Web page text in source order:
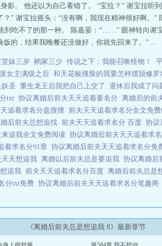
影。 他还以为自己看错了。 “宝拉？” 谢宝拉听
” 谢宝拉摇头：“没有啊，我现在精神很好啊。
吃不了的那一种。 陈嘉晏：“……” 眼神转向谢
的，结果我晚餐还没做好，你就先回来了。” ...
妹三岁 鹇家三少 传说之下：我能召唤怪物！
女主满级之后 和天花板撞脸的我要怎样摆脱修罗
圣 重生龙王后我把自己上交了 退休后我成了问
txt 协议离婚后前夫天天追着要名分 离婚后的前
追着求名分盘搜搜 前夫天天追着求名分全文免
后前夫总想追找 前夫天天追着求名分 百度 协议
追我全文免费阅读 协议离婚后前夫天天追着求
着求名分91章 协议离婚后前夫天天追着求名分免
天想追我 离婚以后前夫总是要追我 协议离婚后
追我 前夫天天追着求名分百度 离婚后前夫总是
分txt免费 协议离婚后前夫天天追着求名分笔趣阁
《离婚后前夫总是想追我 8》最新章节